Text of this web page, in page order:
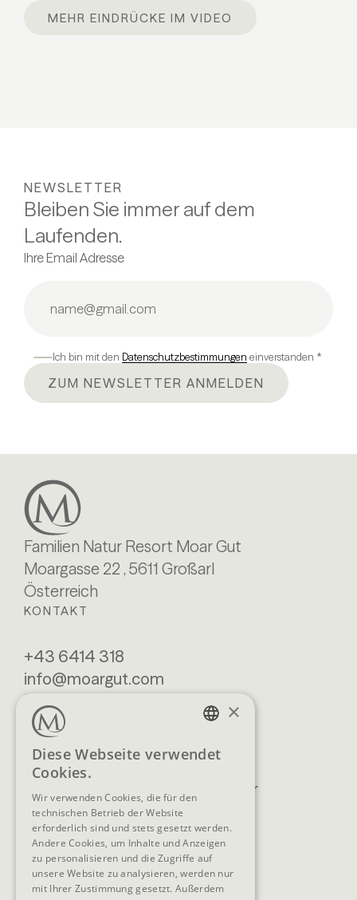
MEHR EINDRÜCKE IM VIDEO
NEWSLETTER
Bleiben Sie immer auf dem
Laufenden.
Ihre Email Adresse
Ich bin mit den Datenschutzbestimmungen einverstanden *
ZUM NEWSLETTER ANMELDEN
Familien Natur Resort Moar Gut
Moargasse 22 , 5611 Großarl
Österreich
KONTAKT
+43 6414 318
info@moargut.com
SERVICES
Lage & Anreise
Blog
FAQ
Buchen
Anfragen
Newsletter
AGB
SOCIAL MEDIA
×
Diese Webseite verwendet
Cookies.
Wir verwenden Cookies, die für den
technischen Betrieb der Website
erforderlich sind und stets gesetzt werden.
Andere Cookies, um Inhalte und Anzeigen
zu personalisieren und die Zugriffe auf
unsere Website zu analysieren, werden nur
mit Ihrer Zustimmung gesetzt. Außerdem